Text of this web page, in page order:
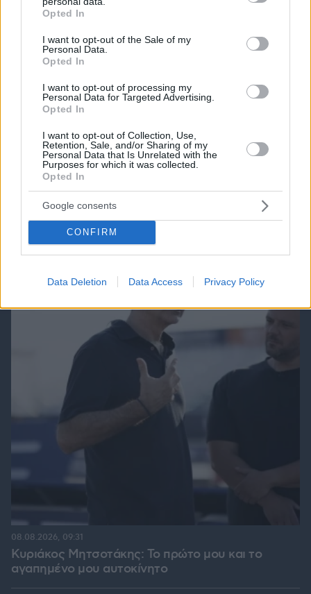
grant or deny consent to Google and its third-party tags to
use your data for below specified purposes in below Google
consent section.
Opted In
I want to opt-out of the Sale of my
Personal Data.
Opted In
I want to opt-out of processing my
Personal Data for Targeted Advertising.
Opted In
I want to opt-out of Collection, Use,
Retention, Sale, and/or Sharing of my
Personal Data that Is Unrelated with the
Purposes for which it was collected.
Opted In
Google consents
CONFIRM
Data Deletion Data Access Privacy Policy
Τι θα συμβεί αν πίνουμε ένα σφηνάκι ελαιόλαδο
κάθε μέρα – Απαντά η Λίνσει που το δοκίμασε για
2 εβδομάδες
08.08.2026, 14:31
Κυριάκος Μητσοτάκης: Το πρώτο μου και το
αγαπημένο μου αυτοκίνητο
08.08.2026, 09:31